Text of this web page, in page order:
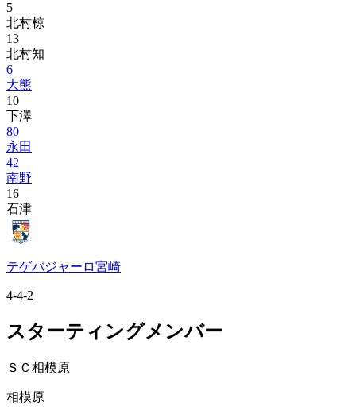
5
北村椋
13
北村知
6
大熊
10
下澤
80
永田
42
南野
16
石津
テゲバジャーロ宮崎
4-4-2
スターティングメンバー
ＳＣ相模原
相模原